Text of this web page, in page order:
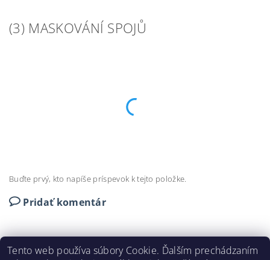
(3) MASKOVÁNÍ SPOJŮ
Buďte prvý, kto napíše príspevok k tejto položke.
Pridať komentár
Tento web používa súbory Cookie. Ďalším prechádzaním